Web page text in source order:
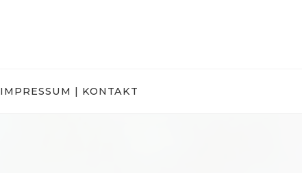
IMPRESSUM | KONTAKT